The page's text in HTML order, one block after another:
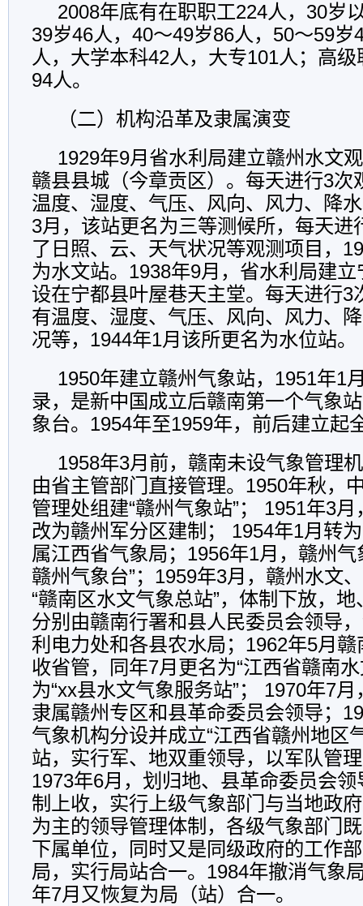
2008年底有在职职工224人，30岁
39岁46人，40～49岁86人，50～59岁
人，大学本科42人，大专101人；高
94人。
（二）机构沿革及隶属演变
1929年9月省水利局建立赣州水文
赣县县城（今章贡区）。每天进行3次
温度、湿度、气压、风向、风力、降
3月，该站更名为三等测候所，每天进
了日照、云、天气状况等观测项目，
为水文站。1938年9月，省水利局建
设在宁都县叶屋巷天主堂。每天进行3
有温度、湿度、气压、风向、风力、
况等，1944年1月该所更名为水位站。
1950年建立赣州气象站，1951年1
录，是新中国成立后赣南第一个气象
象台。1954年至1959年，前后建立起
1958年3月前，赣南未设气象管理
由省主管部门直接管理。1950年秋，
管理处组建“赣州气象站”； 1951年3
改为赣州军分区建制； 1954年1月转
属江西省气象局；1956年1月，赣州气
赣州气象台”；1959年3月，赣州水文
“赣南区水文气象总站”，体制下放，
分别由赣南行署和县人民委员会领导
利电力处和各县农水局；1962年5月
收省管，同年7月更名为“江西省赣南
为“xx县水文气象服务站”； 1970年7
隶属赣州专区和县革命委员会领导；
气象机构分设并成立“江西省赣州地区
站，实行军、地双重领导，以军队管
1973年6月，划归地、县革命委员会
制上收，实行上级气象部门与当地政
为主的领导管理体制，各级气象部门
下属单位，同时又是同级政府的工作
局，实行局站合一。1984年撤消气象
年7月又恢复为局（站）合一。